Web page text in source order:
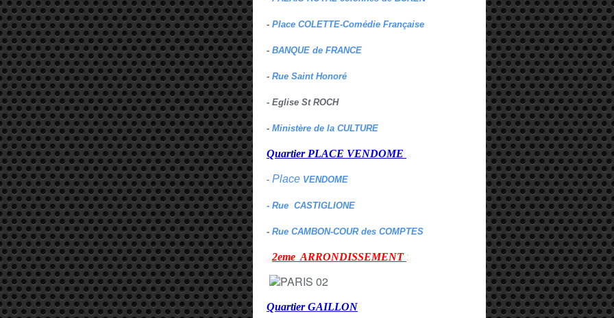
- Place COLETTE-Comédie Française
- BANQUE de FRANCE
- Rue Saint Honoré
- Eglise St ROCH
- Ministère de la CULTURE
Quartier PLACE VENDOME
- Place VENDOME
- Rue CASTIGLIONE
- Rue CAMBON-COUR des COMPTES
2eme ARRONDISSEMENT :
Quartier GAILLON